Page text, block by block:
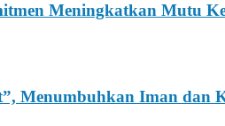
Meningkatkan Mutu
Menumbuhkan Iman dan